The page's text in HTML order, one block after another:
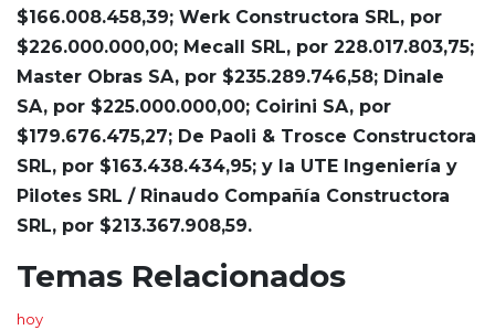
$166.008.458,39; Werk Constructora SRL, por
$226.000.000,00; Mecall SRL, por 228.017.803,75;
Master Obras SA, por $235.289.746,58; Dinale
SA, por $225.000.000,00; Coirini SA, por
$179.676.475,27; De Paoli & Trosce Constructora
SRL, por $163.438.434,95; y la UTE Ingeniería y
Pilotes SRL / Rinaudo Compañía Constructora
SRL, por $213.367.908,59.
Temas Relacionados
hoy